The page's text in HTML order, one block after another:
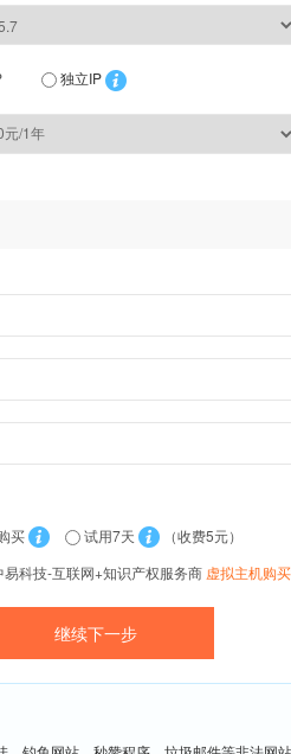
独立IP
买 试用7天
（收费5元）
科技-互联网+知识产权服务商 虚拟主机购